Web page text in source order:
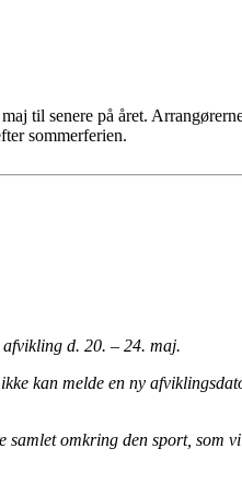
til senere på året.
sommerferien.
d. 20. – 24. maj.
kan melde en ny
omkring den sport, som vi